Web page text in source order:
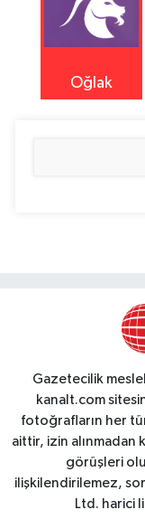
Oğlak
Gazetecilik
kanalt.com
fotoğrafların her
aittir, izin alınmadan
görüşleri
ilişkilendirilemez,
Ltd. harici